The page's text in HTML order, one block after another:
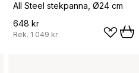
All Steel stekpanna, Ø24 cm
648 kr
Rek. 1 049 kr